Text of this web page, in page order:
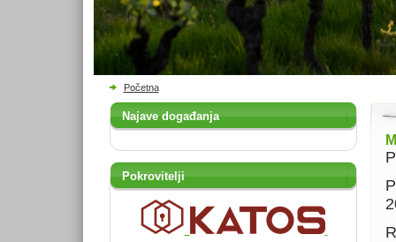
Početna
Najave događanja
Pokrovitelji